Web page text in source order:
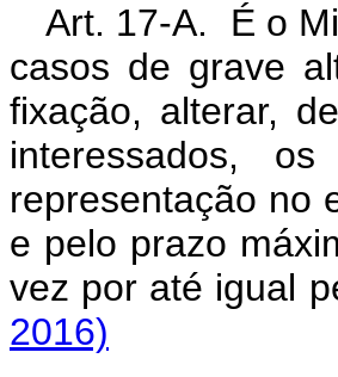
Art. 17-A. É o
casos de grave
fixação, alterar,
interessados,
representação no
e pelo prazo
vez por até
2016)